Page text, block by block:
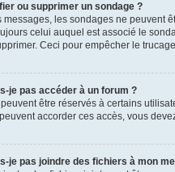
ou supprimer un sondage ?
messages, les sondages ne peuvent
celui auquel est associé le
Ceci pour empêcher le
je pas accéder à un forum ?
être réservés à certains
accorder ces accès, vous
je pas joindre des fichiers à mon